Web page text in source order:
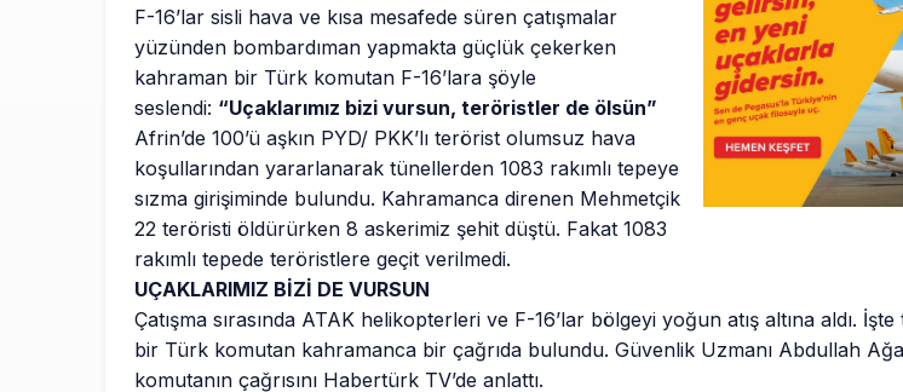
F-16’lar sisli hava ve kısa mesafede süren çatışmalar
yüzünden bombardıman yapmakta güçlük çekerken
kahraman bir Türk komutan F-16’lara şöyle
seslendi: “Uçaklarımız bizi vursun, teröristler de ölsün”
Afrin’de 100’ü aşkın PYD/ PKK’lı terörist olumsuz hava
koşullarından yararlanarak tünellerden 1083 rakımlı tepeye
sızma girişiminde bulundu. Kahramanca direnen Mehmetçik
22 teröristi öldürürken 8 askerimiz şehit düştü. Fakat 1083
rakımlı tepede teröristlere geçit verilmedi.
UÇAKLARIMIZ BİZİ DE VURSUN
Çatışma sırasında ATAK helikopterleri ve F-16’lar bölgeyi yoğun atış altına aldı.
bir Türk komutan kahramanca bir çağrıda bulundu. Güvenlik Uzmanı Abdullah
komutanın çağrısını Habertürk TV’de anlattı.